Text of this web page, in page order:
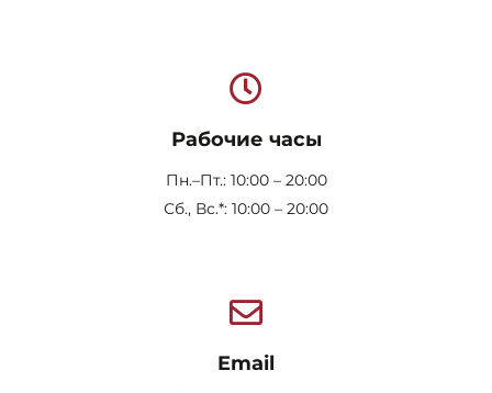
Рабочие часы
Пн.–Пт.: 10:00 – 20:00
Сб., Вс.*: 10:00 – 20:00
Email